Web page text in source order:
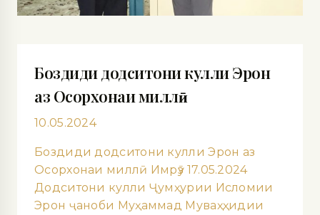
Боздиди додситони кулли Эрон
аз Осорхонаи миллӣ
10.05.2024
Боздиди додситони кулли Эрон аз
Осорхонаи миллӣ Имрӯз 17.05.2024
Додситони кулли Ҷумҳурии Исломии
Эрон ҷаноби Муҳаммад Муваҳҳидии